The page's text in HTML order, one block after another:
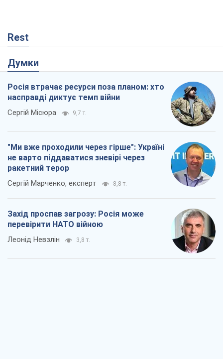
Rest
Думки
Росія втрачає ресурси поза планом: хто
насправді диктує темп війни
Сергій Місюра 9,7 т.
"Ми вже проходили через гірше": Україні
не варто піддаватися зневірі через
ракетний терор
Сергій Марченко, експерт 8,8 т.
Захід проспав загрозу: Росія може
перевірити НАТО війною
Леонід Невзлін 3,8 т.